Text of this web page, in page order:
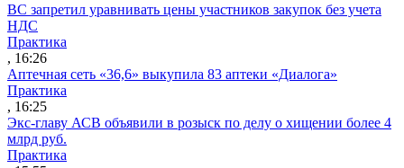
ВС запретил уравнивать цены участников закупок без учета
НДС
Практика
, 16:26
Аптечная сеть «36,6» выкупила 83 аптеки «Диалога»
Практика
, 16:25
Экс-главу АСВ объявили в розыск по делу о хищении более 4
млрд руб.
Практика